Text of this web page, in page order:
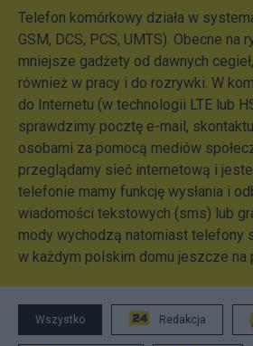
Telefon komórkowy działa w
GSM, DCS, PCS, UMTS). Obecne na
mniejsze gadżety od dawnych
również w pracy i do rozrywki. W
do Internetu (w technologii LTE lub
sprawdzimy pocztę e-mail,
osobami za pomocą mediów
przeglądamy sieć internetową i
telefonie mamy funkcję wysłania i
wiadomości tekstowych (sms) lub
mody wychodzą natomiast telefony
w każdym polskim domu jeszcze na
Wszystko Redakcja